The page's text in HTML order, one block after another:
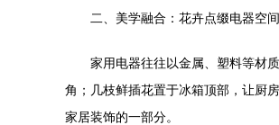
二、美学融合：花卉点缀电器空
家用电器往往以金属、塑料等材
角；几枝鲜插花置于冰箱顶部，让厨
家居装饰的一部分。